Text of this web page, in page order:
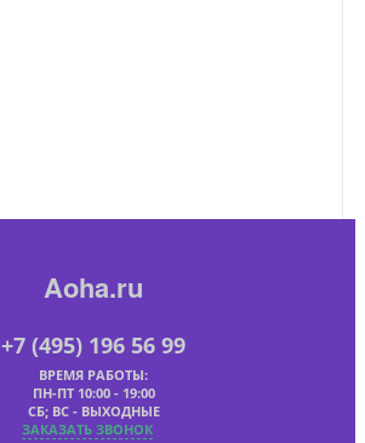
Aoha.ru
+7 (495) 196 56 99
ВРЕМЯ РАБОТЫ:
ПН-ПТ 10:00 - 19:00
СБ; ВС - ВЫХОДНЫЕ
ЗАКАЗАТЬ ЗВОНОК